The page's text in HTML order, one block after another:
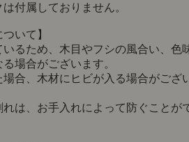
付属しておりません。
いて】
いるため、木目やフシの風合い、色
場合がございます。
合、木材にヒビが入る場合がござ
は、お手入れによって防ぐことが